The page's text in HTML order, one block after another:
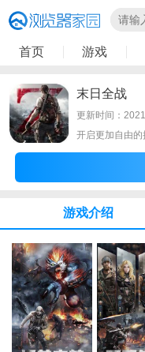
首页 游戏
末日全战
更新时间：
开启更加自由的
游戏介绍